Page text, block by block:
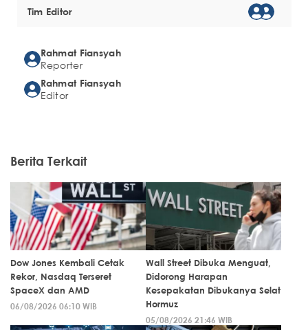
Tim Editor
Rahmat Fiansyah
Reporter
Rahmat Fiansyah
Editor
Berita Terkait
Dow Jones Kembali Cetak
Rekor, Nasdaq Terseret
SpaceX dan AMD
06/08/2026 06:10 WIB
Wall Street Dibuka Menguat,
Didorong Harapan
Kesepakatan Dibukanya Selat
Hormuz
05/08/2026 21:46 WIB